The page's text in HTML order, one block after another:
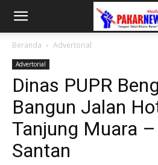
Beranda Advertorial
Advertorial
Dinas PUPR
Bangun Jalan
Tanjung Muara
Santan